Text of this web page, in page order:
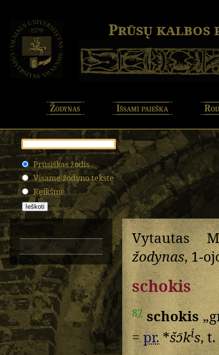
Prūsų kalbos
Žodynas Išsami paieška
Prūsiškas žodis
Visame žodyno tekste
Reikšmė
Vytautas
žodynas, 1-
schokis
87 schokis
=pr.*šɔ̄kis,